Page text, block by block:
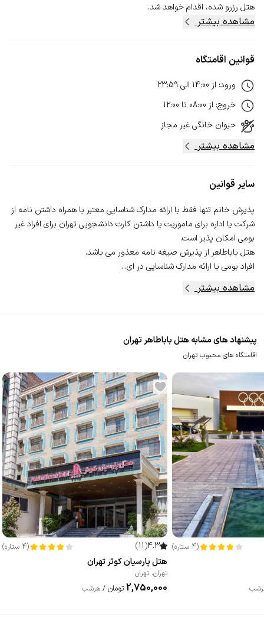
هتل رزرو شده، اقدام خواهد شد.
مشاهده بیشتر
قوانین اقامتگاه
ورود: از 14:00 الی23:59
خروج: از 08:00 تا 12:00
حیوان خانگیغیر مجاز
مشاهده بیشتر
سایر قوانین
پذیرش خانم تنها فقط با ارائه مدارک شناسایی معتبر با همراه داشتن نامه از
شرکت یا اداره برای ماموریت یا داشتن کارت دانشجویی تهران برای افراد غیر
افراد بومی با ارائه مدارک شناسایی در ای...
مشاهده بیشتر
پیشنهاد های مشابه هتل باباطاهر تهران
اقامتگاه های محبوب تهران
(
4 ستاره)
4.3
(
11
)
(
4 ستاره)
هتل پارسیان کوثر تهران
تهران، تهران
2,750,000 تومان / هرشب